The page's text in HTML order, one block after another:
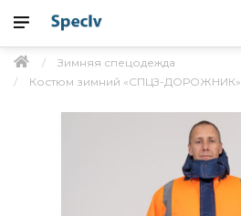
Зимняя спецодежда
Костюм зимний «СПЦЗ-ДОРОЖНИК»